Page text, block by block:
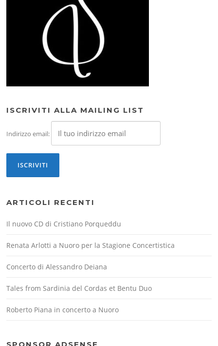
ISCRIVITI ALLA MAILING LIST
Indirizzo email:
ARTICOLI RECENTI
Il nuovo CD di Cristiano Porqueddu
Renata Arlotti a Nuoro per la Stagione Concertistica
Concerto di Alessandro Deiana
Tales from Sardinia del Cordas et Bentu Duo
Roberto Piana in concerto a Nuoro